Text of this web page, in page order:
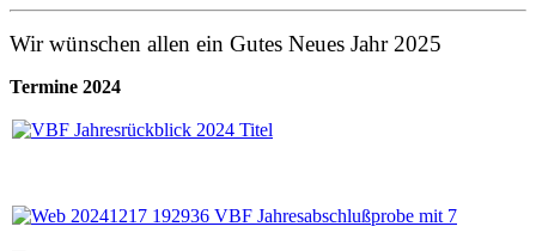
Wir wünschen allen ein Gutes Neues Jahr 2025
Termine 2024